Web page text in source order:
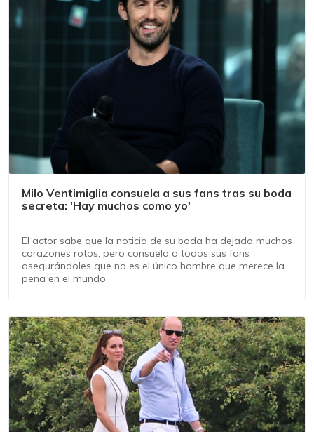
Milo Ventimiglia consuela a sus fans tras su boda
secreta: 'Hay muchos como yo'
El actor sabe que la noticia de su boda ha dejado muchos
corazones rotos, pero consuela a todos sus fans
asegurándoles que no es el único hombre que merece la
pena en el mundo